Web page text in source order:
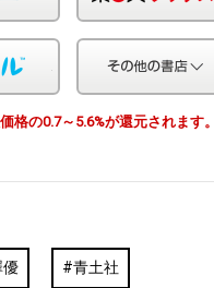
カーリル
格の0.7～5.6%が還元されます。
優 青土社